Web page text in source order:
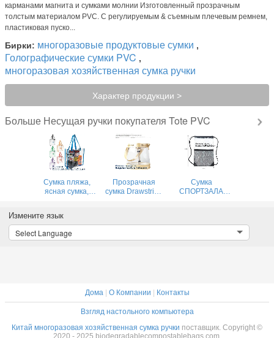
карманами магнита и сумками молнии Изготовленный прозрачным
толстым материалом PVC. С регулируемым & съемным плечевым ремнем,
пластиковая пуско...
Бирки: многоразовые продуктовые сумки ,
Голографические сумки PVC ,
многоразовая хозяйственная сумка ручки
Характер продукции >
Больше Несущая ручки покупателя Tote PVC
Сумка пляжа,
ясная сумка,
выдвиженческая
сумка, сумка
Drawstring, сумка
Прозрачная
сумка Drawstring
drawstring PVC
Сумка
СПОРТЗАЛА
ясная сумка
Измените язык
Select Language
Дома| О Компании | Контакты
Взгляд настольного компьютера
Китай многоразовая хозяйственная сумка ручки поставщик. Copyright ©
2020 - 2025 biodegradablecompostablebags.com.